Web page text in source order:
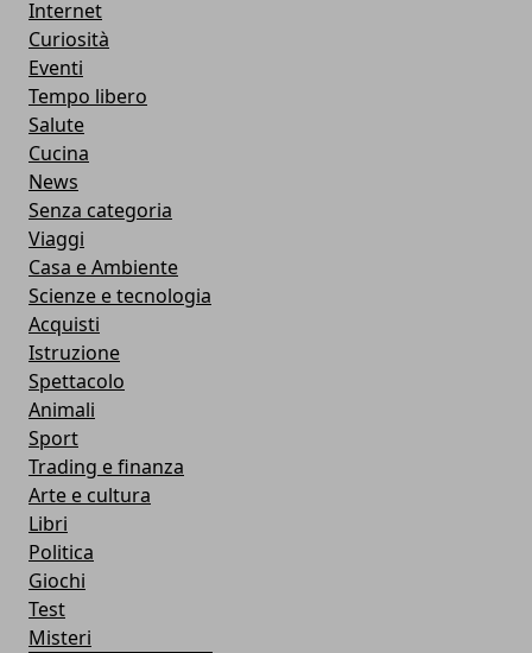
Internet
Curiosità
Eventi
Tempo libero
Salute
Cucina
News
Senza categoria
Viaggi
Casa e Ambiente
Scienze e tecnologia
Acquisti
Istruzione
Spettacolo
Animali
Sport
Trading e finanza
Arte e cultura
Libri
Politica
Giochi
Test
Misteri